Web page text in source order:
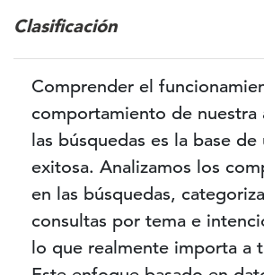
Clasificación
Comprender el
comportamiento de nuestra
las búsquedas es la base
exitosa. Analizamos los
en las búsquedas,
consultas por tema e
lo que realmente importa a